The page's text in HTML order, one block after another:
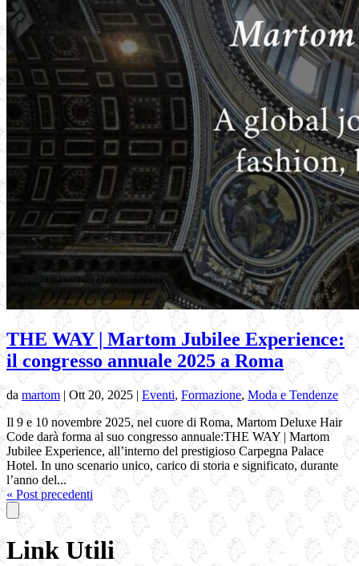
THE WAY | Martom Jubilee Experience:
il congresso annuale 2025 a Roma
da martom | Ott 20, 2025 | Eventi, Formazione, Moda e Tendenze
Il 9 e 10 novembre 2025, nel cuore di Roma, Martom Deluxe Hair
Code darà forma al suo congresso annuale:THE WAY | Martom
Jubilee Experience, all’interno del prestigioso Carpegna Palace
Hotel. In uno scenario unico, carico di storia e significato, durante
l’anno del...
« Post precedenti
Link Utili